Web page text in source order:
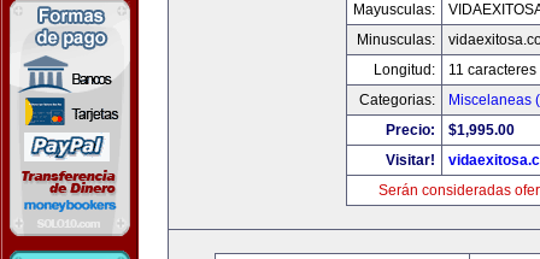
Mayusculas:
Minusculas:
Longitud:
11 caracteres
Categorias:
Miscelaneas
Precio:
$1,995.00
Visitar!
Serán consideradas